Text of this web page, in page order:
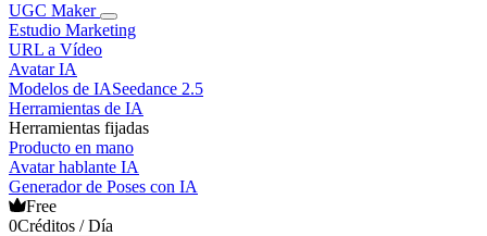
UGC Maker
Estudio Marketing
URL a Vídeo
Avatar IA
Modelos de IASeedance 2.5
Herramientas de IA
Herramientas fijadas
Producto en mano
Avatar hablante IA
Generador de Poses con IA
Free
0Créditos / Día